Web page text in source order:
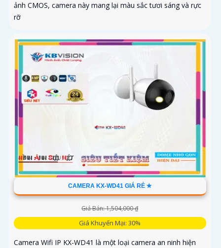
ảnh CMOS, camera này mang lại màu sắc tươi sáng và rực
rỡ
CAMERA KX-WD41 GIÁ RẺ ✮
Giá Bán: 1,504,000 ₫
Giá Khuyến Mại: 30%
Camera Wifi IP KX-WD41 là một loại camera an ninh hiện